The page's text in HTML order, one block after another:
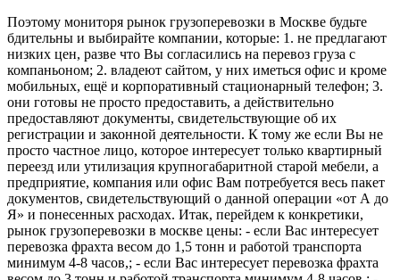
Поэтому мониторя рынок грузоперевозки в Москве будьте
бдительны и выбирайте компании, которые: 1. не предлагают
низких цен, разве что Вы согласились на перевоз груза с
компаньоном; 2. владеют сайтом, у них иметься офис и кроме
мобильных, ещё и корпоративный стационарный телефон; 3.
они готовы не просто предоставить, а действительно
предоставляют документы, свидетельствующие об их
регистрации и законной деятельности. К тому же если Вы не
просто частное лицо, которое интересует только квартирный
переезд или утилизация крупногабаритной старой мебели, а
предприятие, компания или офис Вам потребуется весь пакет
документов, свидетельствующий о данной операции «от А до
Я» и понесенных расходах. Итак, перейдем к конкретики,
рынок грузоперевозки в москве цены: - если Вас интересует
перевозка фрахта весом до 1,5 тонн и работой транспорта
минимум 4-8 часов,; - если Вас интересует перевозка фрахта